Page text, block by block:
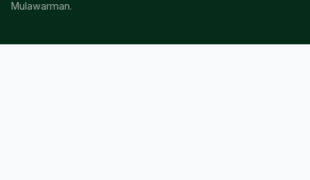
Mulawarman.